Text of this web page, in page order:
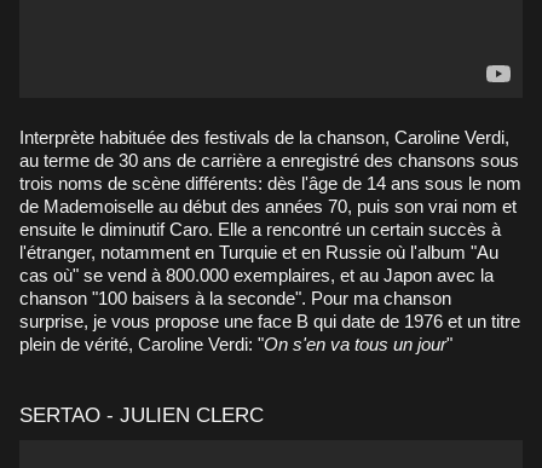
Interprète habituée des festivals de la chanson, Caroline Verdi,
au terme de 30 ans de carrière a enregistré des chansons sous
trois noms de scène différents: dès l'âge de 14 ans sous le nom
de Mademoiselle au début des années 70, puis son vrai nom et
ensuite le diminutif Caro. Elle a rencontré un certain succès à
l'étranger, notamment en Turquie et en Russie où l'album "Au
cas où" se vend à 800.000 exemplaires, et au Japon avec la
chanson "100 baisers à la seconde". Pour ma chanson
surprise, je vous propose une face B qui date de 1976 et un titre
plein de vérité, Caroline Verdi: "On s'en va tous un jour"
SERTAO - JULIEN CLERC